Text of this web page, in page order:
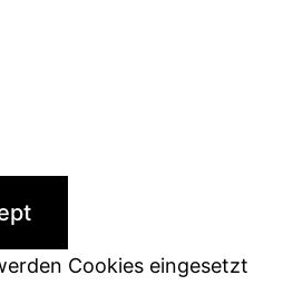
Cookies eingesetzt